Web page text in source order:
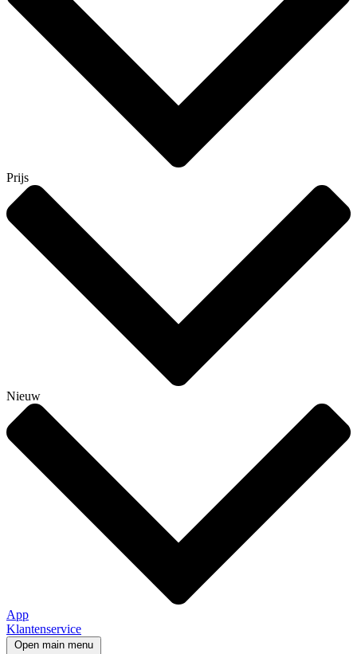
Prijs
Nieuw
App
Klantenservice
Open main menu